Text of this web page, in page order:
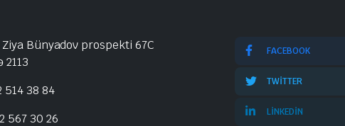
Ziya Bünyadov prospekti 67C
2113
514 38 84
567 30 26
FACEBOOK
TWITTER
LINKEDIN